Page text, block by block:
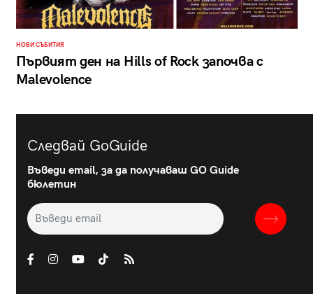
НОВИ СЪБИТИЯ
Първият ден на Hills of Rock започва с
Malevolence
Следвай GoGuide
Въведи email, за да получаваш GO Guide
бюлетин